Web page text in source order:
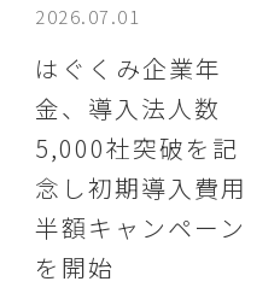
2026.07.01
はぐくみ企業年
金、導入法人数
5,000社突破を記
念し初期導入費用
半額キャンペーン
を開始